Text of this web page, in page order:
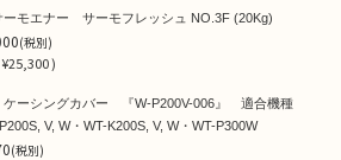
ーモエナー サーモフレッシュ NO.3F (20Kg)
(税別)
¥25,300 )
ーシングカバー 『W-P200V-006』 適合機種
V, W・WT-K200S, V, W・WT-P300W
(税別)